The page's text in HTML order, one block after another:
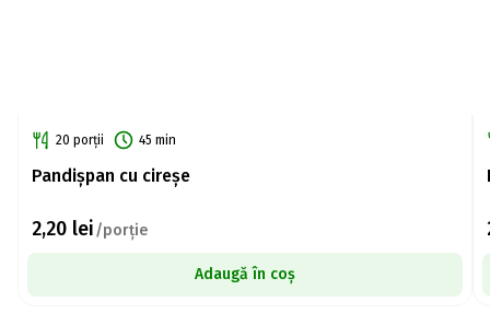
20 porții 45 min
Pandișpan cu cireșe
2,20 lei/porție
Adaugă în coș